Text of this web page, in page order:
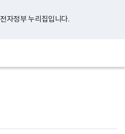
자정부 누리집입니다.
검